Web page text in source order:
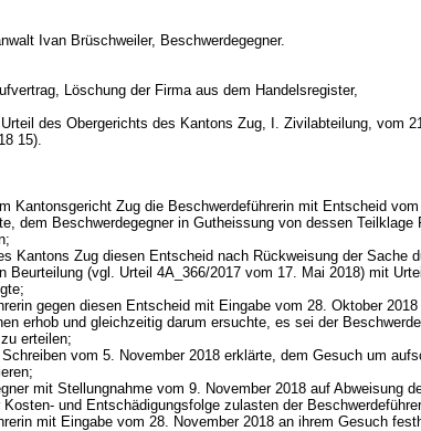
Ivan Brüschweiler, Beschwerdegegner.
Löschung der Firma aus dem Handelsregister,
des Obergerichts des Kantons Zug, I. Zivilabteilung, vom
15).
Kantonsgericht Zug die Beschwerdeführerin mit Entscheid vom
dem Beschwerdegegner in Gutheissung von dessen Teilklage
Kantons Zug diesen Entscheid nach Rückweisung der Sache
Beurteilung (vgl. Urteil 4A_366/2017 vom 17. Mai 2018) mit
gegen diesen Entscheid mit Eingabe vom 28. Oktober 2018
erhob und gleichzeitig darum ersuchte, es sei der
erteilen;
vom 5. November 2018 erklärte, dem Gesuch um
mit Stellungnahme vom 9. November 2018 auf Abweisung
und Entschädigungsfolge zulasten der
mit Eingabe vom 28. November 2018 an ihrem Gesuch